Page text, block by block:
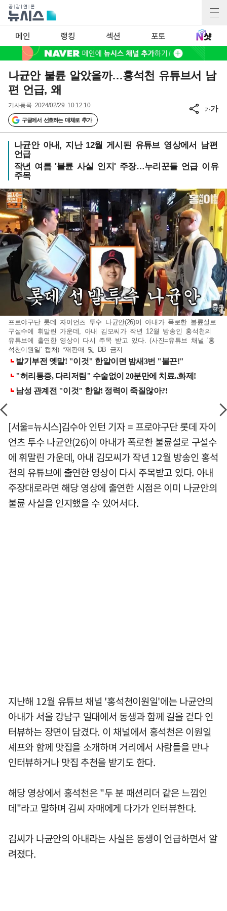
메인 랭킹 섹션 포토
나균안 불륜 알았을까…홍석천 유튜브서 남
편 언급, 왜
기사등록 2024/02/29 10:12:10
구글에서 선호하는 매체로 추가
가가
나균안 아내, 지난 12월 게시된 유튜브 영상에서 남편
언급
작년 여름 '불륜 사실 인지' 주장…누리꾼들 언급 이유
주목
프로야구단 롯데 자이언츠 투수 나균안(26)이 아내가 폭로한 불륜설로
구설수에 휘말린 가운데, 아내 김모씨가 작년 12월 방송인 홍석천의
유튜브에 출연한 영상이 다시 주목 받고 있다. (사진=유튜브 채널 '홍
석천이원일' 캡처) *재판매 및 DB 금지
[서울=뉴시스]김수아 인턴 기자 = 프로야구단 롯데 자이
언츠 투수 나균안(26)이 아내가 폭로한 불륜설로 구설수
에 휘말린 가운데, 아내 김모씨가 작년 12월 방송인 홍석
천의 유튜브에 출연한 영상이 다시 주목받고 있다. 아내
주장대로라면 해당 영상에 출연한 시점은 이미 나균안의
불륜 사실을 인지했을 수 있어서다.
지난해 12월 유튜브 채널 '홍석천이원일'에는 나균안의
아내가 서울 강남구 일대에서 동생과 함께 길을 걷다 인
터뷰하는 장면이 담겼다. 이 채널에서 홍석천은 이원일
셰프와 함께 맛집을 소개하며 거리에서 사람들을 만나
인터뷰하거나 맛집 추천을 받기도 한다.
해당 영상에서 홍석천은 "두 분 패션리더 같은 느낌인
데"라고 말하며 김씨 자매에게 다가가 인터뷰한다.
김씨가 나균안의 아내라는 사실은 동생이 언급하면서 알
려졌다.